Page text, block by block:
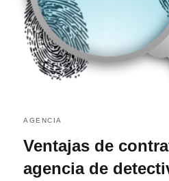
AGENCIA
Ventajas de
agencia de